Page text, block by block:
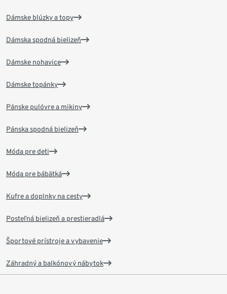
Dámske blúzky a topy
Dámska spodná bielizeň
Dámske nohavice
Dámske topánky
Pánske pulóvre a mikiny
Pánska spodná bielizeň
Móda pre deti
Móda pre bábätká
Kufre a doplnky na cesty
Posteľná bielizeň a prestieradlá
Športové prístroje a vybavenie
Záhradný a balkónový nábytok